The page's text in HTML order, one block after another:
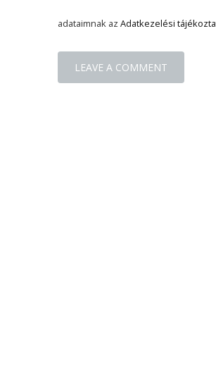
adataimnak az Adatkezelési